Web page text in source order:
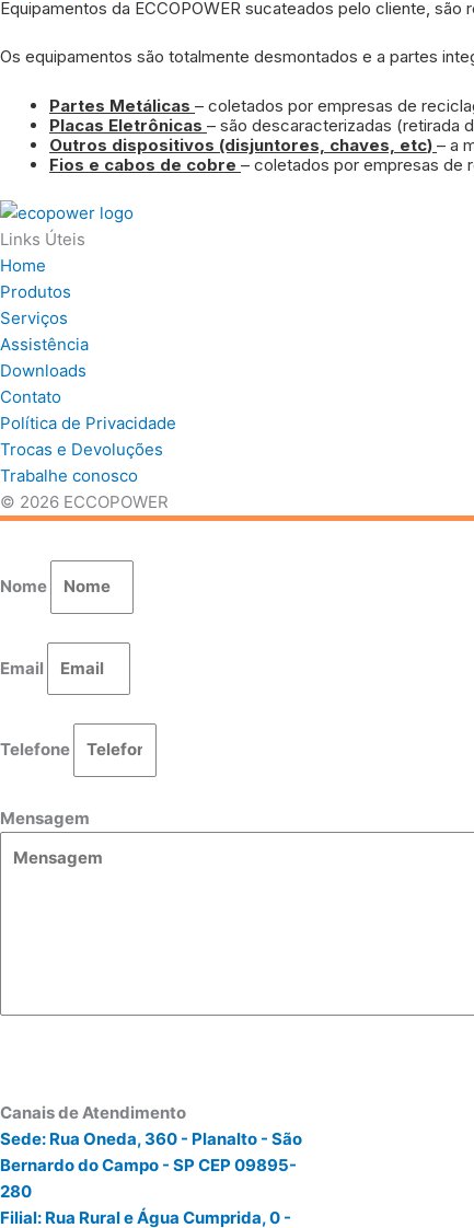
Equipamentos da ECCOPOWER sucateados pelo cliente,
Os equipamentos são totalmente desmontados e a partes
Partes Metálicas – coletados por empresas de
Placas Eletrônicas – são descaracterizadas (retirada
Outros dispositivos (disjuntores, chaves, etc) – a
Fios e cabos de cobre – coletados por empresas de
Links Úteis
Home
Produtos
Serviços
Assistência
Downloads
Contato
Política de Privacidade
Trocas e Devoluções
Trabalhe conosco
© 2026 ECCOPOWER
Nome
Email
Telefone
Mensagem
Canais de Atendimento
Sede: Rua Oneda, 360 - Planalto - São
Bernardo do Campo - SP CEP 09895-
280
Filial: Rua Rural e Água Cumprida, 0 -